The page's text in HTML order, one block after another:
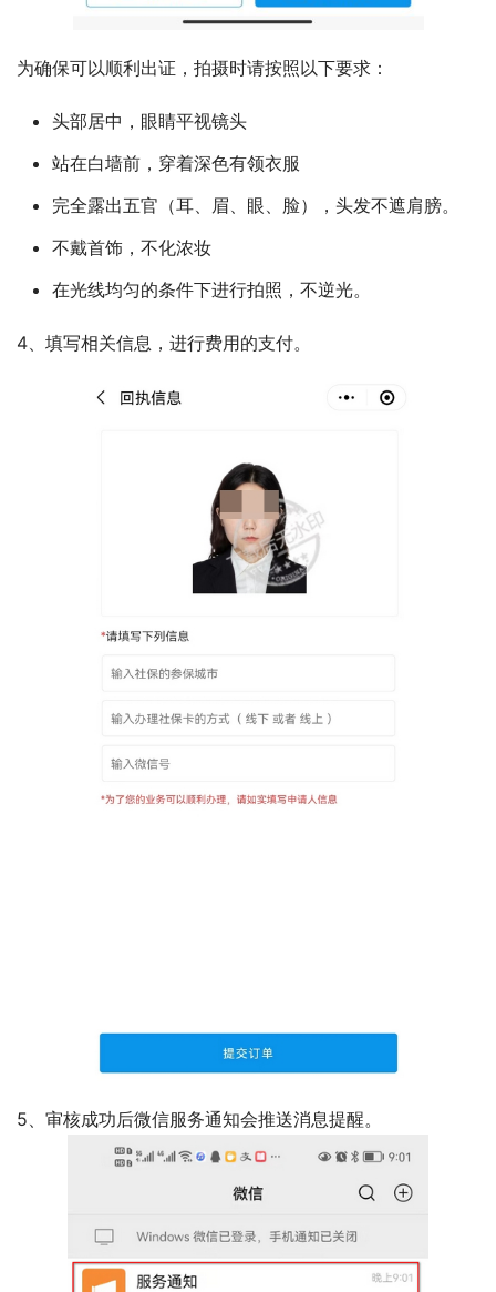
为确保可以顺利出证，拍摄时请按照以下要求：
头部居中，眼睛平视镜头
站在白墙前，穿着深色有领衣服
完全露出五官（耳、眉、眼、脸），头发不遮肩膀。
不戴首饰，不化浓妆
在光线均匀的条件下进行拍照，不逆光。
4、填写相关信息，进行费用的支付。
5、审核成功后微信服务通知会推送消息提醒。